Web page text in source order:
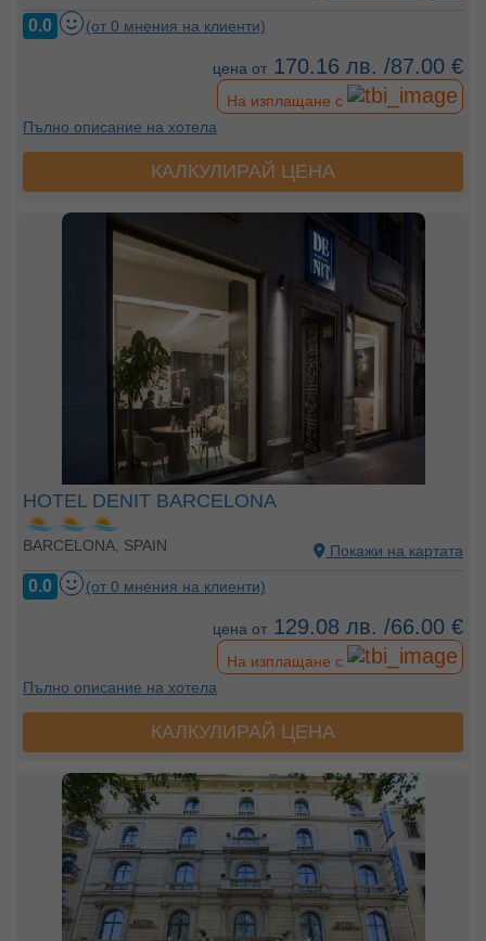
0.0 (от 0 мнения на клиенти)
цена от 170.16 лв. /87.00 €
На изплащане с
Пълно описание на хотела
КАЛКУЛИРАЙ ЦЕНА
HOTEL DENIT BARCELONA
BARCELONA, SPAIN Покажи на картата
0.0 (от 0 мнения на клиенти)
цена от 129.08 лв. /66.00 €
На изплащане с
Пълно описание на хотела
КАЛКУЛИРАЙ ЦЕНА